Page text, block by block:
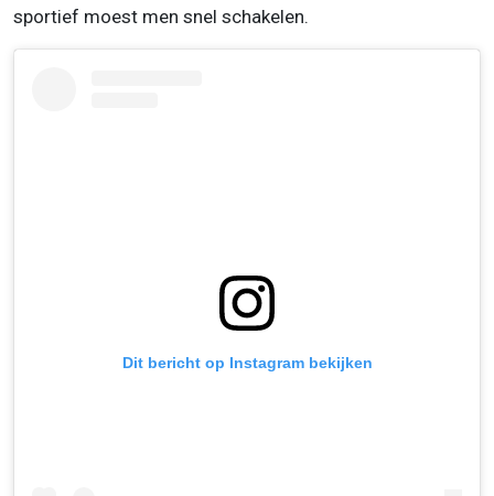
sportief moest men snel schakelen.
Dit bericht op Instagram bekijken